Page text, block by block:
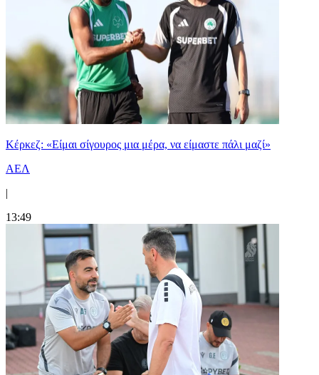
Κέρκεζ: «Είμαι σίγουρος μια μέρα, να είμαστε πάλι μαζί»
ΑΕΛ
|
13:49